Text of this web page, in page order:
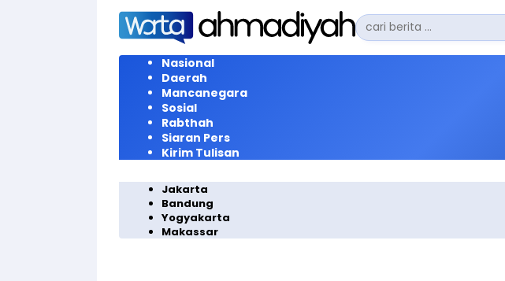
Langsung
konten
Pencarian
untuk:
Nasional
Daerah
Mancanegara
Sosial
Rabthah
Siaran Pers
Kirim Tulisan
Jakarta
Bandung
Yogyakarta
Makassar